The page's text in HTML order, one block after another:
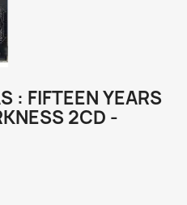
: FIFTEEN YEARS
2CD -